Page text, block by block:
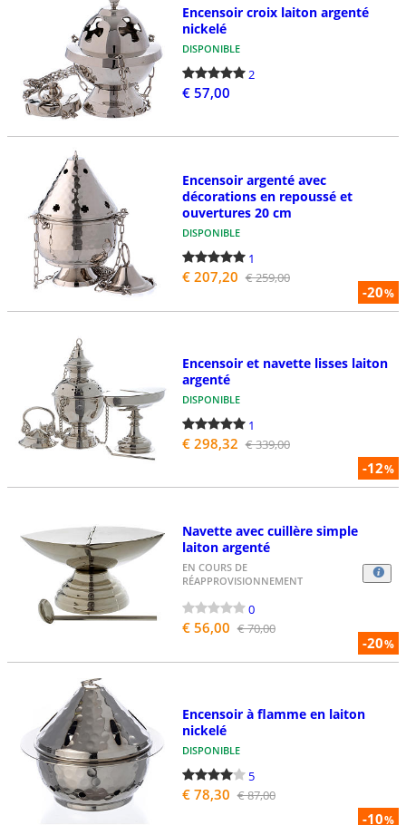
Encensoir croix laiton argenté
nickelé
DISPONIBLE
2
€ 57,00
-20%
Encensoir argenté avec
décorations en repoussé et
ouvertures 20 cm
DISPONIBLE
1
€ 207,20 € 259,00
-12%
Encensoir et navette lisses laiton
argenté
DISPONIBLE
1
€ 298,32 € 339,00
-20%
Navette avec cuillère simple
laiton argenté
EN COURS DE
RÉAPPROVISIONNEMENT
0
€ 56,00 € 70,00
-10%
Encensoir à flamme en laiton
nickelé
DISPONIBLE
5
€ 78,30 € 87,00